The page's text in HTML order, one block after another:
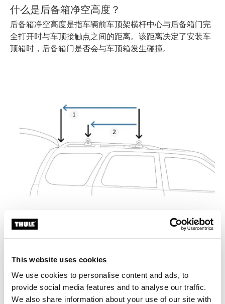
This website uses cookies
We use cookies to personalise content and ads, to
provide social media features and to analyse our traffic.
We also share information about your use of our site with
什么是后备箱净空高度？
后备箱净空高度是指车辆前车顶架横杆中心与后备箱门完
全打开时与车顶接触点之间的距离。该距离决定了安装车
顶箱时，后备箱门是否会与车顶箱发生碰撞。
1. 计算后备箱间距：
完全打开您的后备箱。
测量从车辆前部车顶架中心到车顶与打开的后备箱接触